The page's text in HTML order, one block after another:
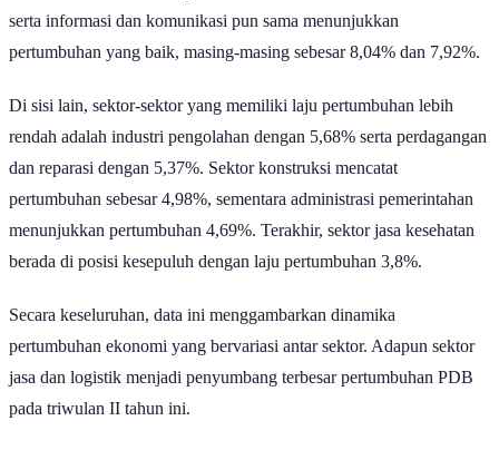
serta informasi dan komunikasi pun sama menunjukkan
pertumbuhan yang baik, masing-masing sebesar 8,04% dan 7,92%.
Di sisi lain, sektor-sektor yang memiliki laju pertumbuhan lebih
rendah adalah industri pengolahan dengan 5,68% serta perdagangan
dan reparasi dengan 5,37%. Sektor konstruksi mencatat
pertumbuhan sebesar 4,98%, sementara administrasi pemerintahan
menunjukkan pertumbuhan 4,69%. Terakhir, sektor jasa kesehatan
berada di posisi kesepuluh dengan laju pertumbuhan 3,8%.
Secara keseluruhan, data ini menggambarkan dinamika
pertumbuhan ekonomi yang bervariasi antar sektor. Adapun sektor
jasa dan logistik menjadi penyumbang terbesar pertumbuhan PDB
pada triwulan II tahun ini.